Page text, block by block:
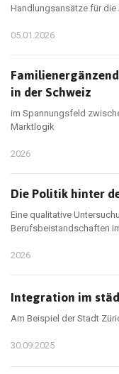
Handlungsansätze für die
05.01.2026
in der Schweiz
im Spannungsfeld
Marktlogik
2026
Die Politik hinter
Eine qualitative
Berufsbeistandschaften
2026
Integration im
Am Beispiel der Stadt
30.09.2025